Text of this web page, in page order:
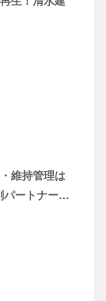
維持管理は
パートナー…